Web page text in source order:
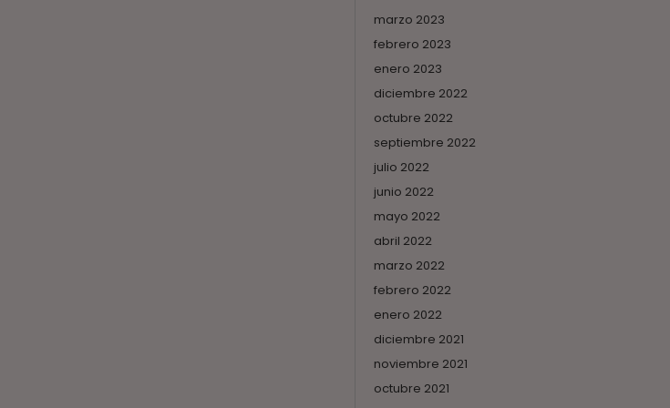
marzo 2023
febrero 2023
enero 2023
diciembre 2022
octubre 2022
septiembre 2022
julio 2022
junio 2022
mayo 2022
abril 2022
marzo 2022
febrero 2022
enero 2022
diciembre 2021
noviembre 2021
octubre 2021